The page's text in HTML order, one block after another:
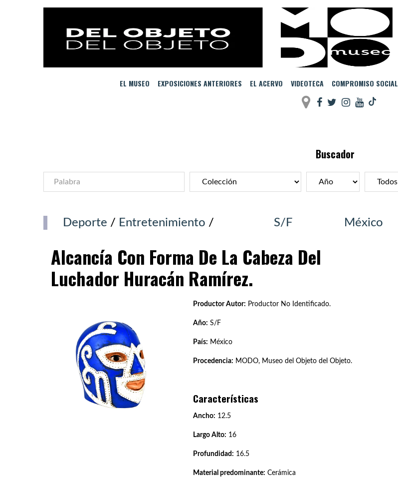
EL MUSEO EXPOSICIONES ANTERIORES EL ACERVO VIDEOTECA COMPROMISO SOCIAL
Buscador
Deporte / Entretenimiento / S/F México
Alcancía Con Forma De La Cabeza Del
Luchador Huracán Ramírez.
Productor Autor: Productor No Identificado.
Año: S/F
País: México
Procedencia: MODO, Museo del Objeto del Objeto.
Características
Ancho: 12.5
Largo Alto: 16
Profundidad: 16.5
Material predominante: Cerámica